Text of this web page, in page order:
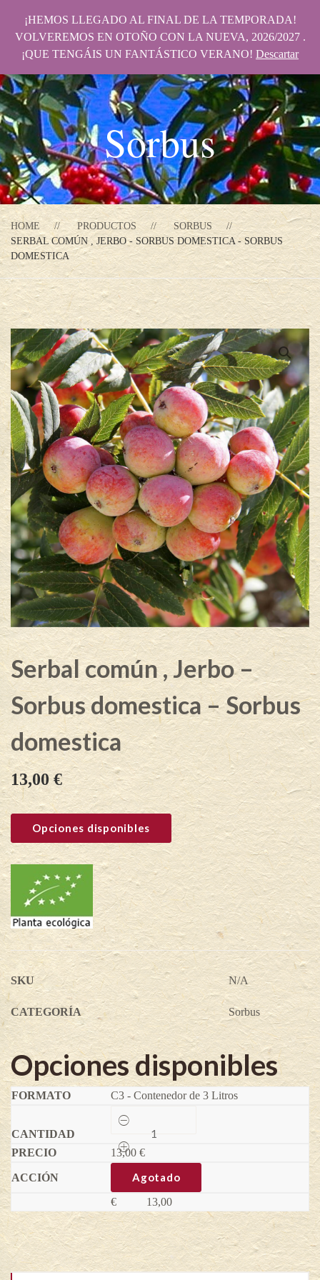
Sorbus
HOME PRODUCTOS
SORBUS
SERBAL COMÚN , JERBO - SORBUS DOMESTICA - SORBUS
DOMESTICA
Serbal común , Jerbo –
Sorbus domestica – Sorbus
domestica
13,00€
Opciones disponibles
SKU N/A
CATEGORÍA Sorbus
Opciones disponibles
C3 - Contenedor de 3 Litros
Serbal
común
Jerbo
-
Sorbus
domestica
Sorbus
domestica
quantity
13,00 €
Agotado
€ 13,00
¡HEMOS LLEGADO AL FINAL DE LA TEMPORADA!
VOLVEREMOS EN OTOÑO CON LA NUEVA, 2026/2027 .
¡QUE TENGÁIS UN FANTÁSTICO VERANO! Descartar